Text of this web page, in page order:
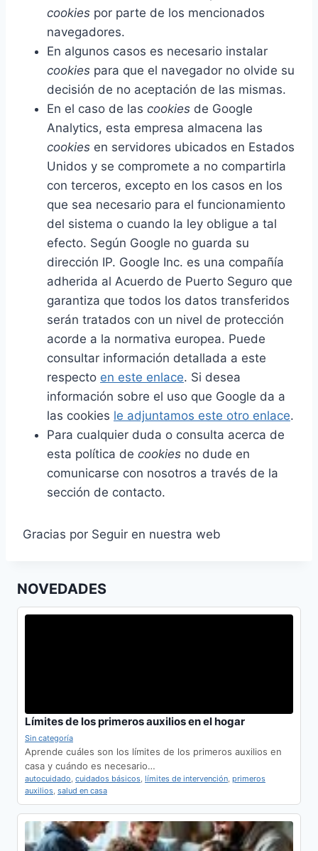
cookies por parte de los mencionados
navegadores.
En algunos casos es necesario instalar
cookies para que el navegador no olvide su
decisión de no aceptación de las mismas.
En el caso de las cookies de Google
Analytics, esta empresa almacena las
cookies en servidores ubicados en Estados
Unidos y se compromete a no compartirla
con terceros, excepto en los casos en los
que sea necesario para el funcionamiento
del sistema o cuando la ley obligue a tal
efecto. Según Google no guarda su
dirección IP. Google Inc. es una compañía
adherida al Acuerdo de Puerto Seguro que
garantiza que todos los datos transferidos
serán tratados con un nivel de protección
acorde a la normativa europea. Puede
consultar información detallada a este
respecto en este enlace. Si desea
información sobre el uso que Google da a
las cookies le adjuntamos este otro enlace.
Para cualquier duda o consulta acerca de
esta política de cookies no dude en
comunicarse con nosotros a través de la
sección de contacto.
Gracias por Seguir en nuestra web
NOVEDADES
Límites de los primeros auxilios en el hogar
Sin categoría
Aprende cuáles son los límites de los primeros auxilios en
casa y cuándo es necesario…
autocuidado, cuidados básicos, límites de intervención, primeros
auxilios, salud en casa